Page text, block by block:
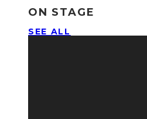
ON STAGE
SEE ALL